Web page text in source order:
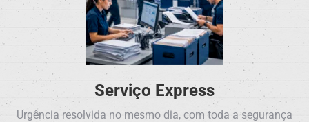
Serviço Express
Urgência resolvida no mesmo dia, com toda a segurança